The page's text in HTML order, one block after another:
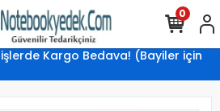
Kargo Bedava! (Bayiler için
0